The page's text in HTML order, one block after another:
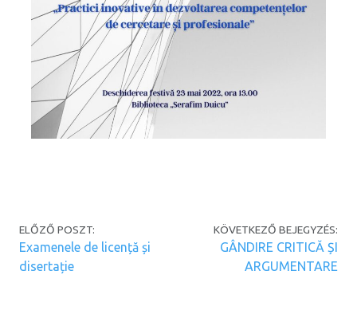
Post navigation
ELŐZŐ POSZT:
Examenele de licență și
disertație
KÖVETKEZŐ BEJEGYZÉS:
GÂNDIRE CRITICĂ ȘI
ARGUMENTARE